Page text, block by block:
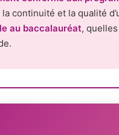
continuité et la qualité
au baccalauréat,